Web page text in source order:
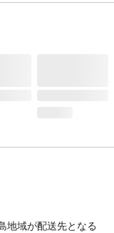
地域が配送先となる